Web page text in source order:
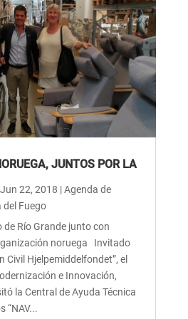
JUNTOS POR LA
Jun 22, 2018 |Agenda de
del Fuego
Río Grande junto con
noruega Invitado
Civil Hjelpemiddelfondet”, el
e Innovación,
la Central de Ayuda Técnica
“NAV...